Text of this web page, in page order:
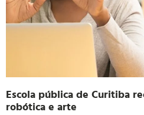
Escola pública de Curitiba
robótica e arte